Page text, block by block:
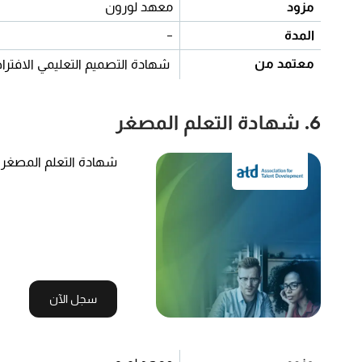
مزود
معهد لورون
المدة
-
معتمد من
شهادة التصميم التعليمي
6. شهادة التعلم المصغر
شهادة التعلم المصغر
سجل الآن